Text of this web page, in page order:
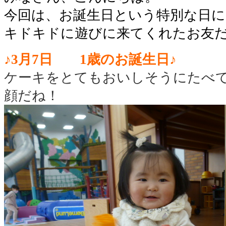
今回は、お誕生日という特別な日に
キドキドに遊びに来てくれたお友
♪3月7日 1歳のお誕生日♪
ケーキをとてもおいしそうにたべ
顔だね！